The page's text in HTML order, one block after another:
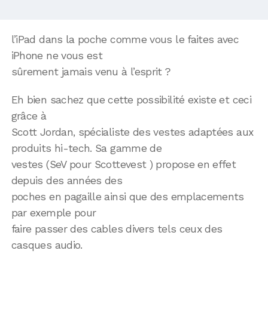
l’iPad dans la poche comme vous le faites avec
iPhone ne vous est
sûrement jamais venu à l’esprit ?
Eh bien sachez que cette possibilité existe et ceci
grâce à
Scott Jordan, spécialiste des vestes adaptées aux
produits hi-tech. Sa gamme de
vestes (SeV pour Scottevest ) propose en effet
depuis des années des
poches en pagaille ainsi que des emplacements
par exemple pour
faire passer des cables divers tels ceux des
casques audio.